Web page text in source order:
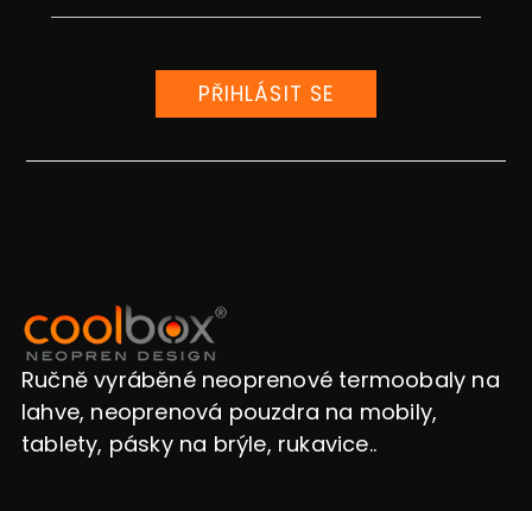
PŘIHLÁSIT SE
Ručně vyráběné neoprenové termoobaly na
lahve, neoprenová pouzdra na mobily,
tablety, pásky na brýle, rukavice..